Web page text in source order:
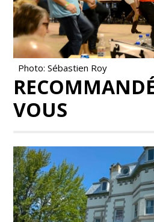
Photo: Sébastien Roy
VOUS